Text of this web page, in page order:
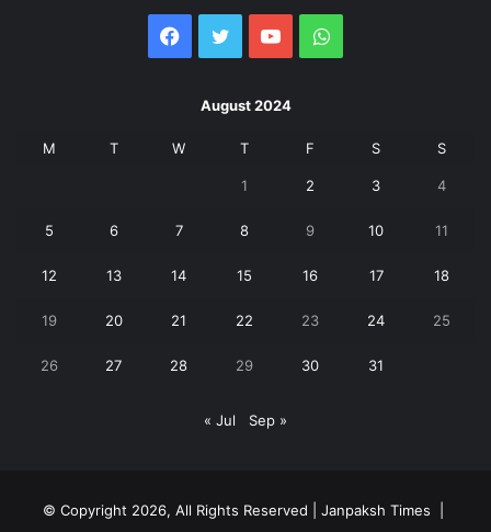
Facebook
Twitter YouTubeWhatsApp
August 2024
M T W T F S S
1 2 3 4
5 6 7 8 9 10 11
12 13 14 15 16 17 18
19 20 21 22 23 24 25
26 27 28 29 30 31
« Jul Sep »
© Copyright 2026, All Rights Reserved | Janpaksh Times |